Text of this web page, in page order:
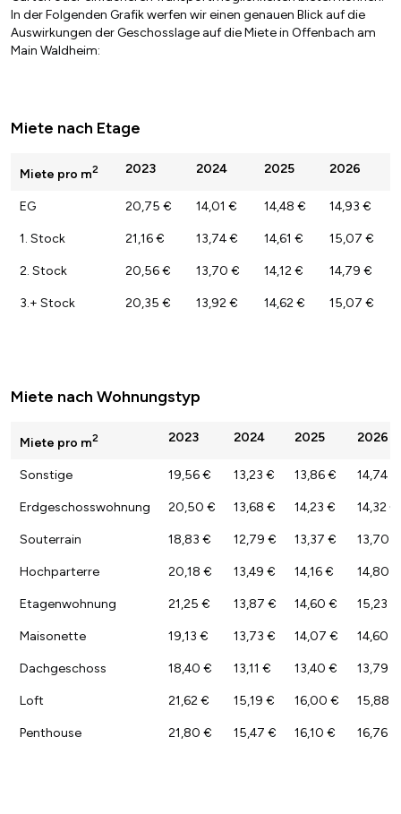
In der Folgenden Grafik werfen wir einen genauen Blick auf die
Auswirkungen der Geschosslage auf die Miete in Offenbach am
Main Waldheim:
Miete nach Etage
Miete pro m2 2023 2024 2025 2026
EG 20,75 € 14,01 € 14,48 € 14,93 €
1. Stock 21,16 € 13,74 € 14,61 € 15,07 €
2. Stock 20,56 € 13,70 € 14,12 € 14,79 €
3.+ Stock 20,35 € 13,92 € 14,62 € 15,07 €
Miete nach Wohnungstyp
Miete pro m2 2023 2024 2025 2026
Sonstige 19,56 € 13,23 € 13,86 € 14,74 €
Erdgeschosswohnung 20,50 € 13,68 € 14,23 € 14,32 €
Souterrain 18,83 € 12,79 € 13,37 € 13,70 €
Hochparterre 20,18 € 13,49 € 14,16 € 14,80 €
Etagenwohnung 21,25 € 13,87 € 14,60 € 15,23 €
Maisonette 19,13 € 13,73 € 14,07 € 14,60 €
Dachgeschoss 18,40 € 13,11 € 13,40 € 13,79 €
Loft 21,62 € 15,19 € 16,00 € 15,88 €
Penthouse 21,80 € 15,47 € 16,10 € 16,76 €